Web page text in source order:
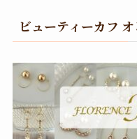
ビューティーカフ